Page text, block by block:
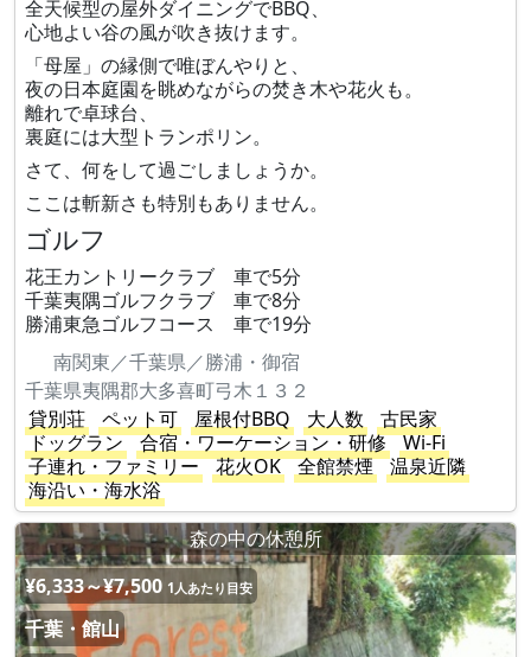
全天候型の屋外ダイニングでBBQ、
心地よい谷の風が吹き抜けます。
「母屋」の縁側で唯ぼんやりと、
夜の日本庭園を眺めながらの焚き木や花火も。
離れで卓球台、
裏庭には大型トランポリン。
さて、何をして過ごしましょうか。
ここは斬新さも特別もありません。
ゴルフ
花王カントリークラブ 車で5分
千葉夷隅ゴルフクラブ 車で8分
勝浦東急ゴルフコース 車で19分
南関東／千葉県／勝浦・御宿
千葉県夷隅郡大多喜町弓木１３２
貸別荘
ペット可 屋根付BBQ 大人数
古民家
ドッグラン
合宿・ワーケーション・研修
Wi-Fi
子連れ・ファミリー
花火OK 全館禁煙
温泉近隣
海沿い・海水浴
森の中の休憩所
¥6,333～¥7,500 1人あたり目安
千葉・館山